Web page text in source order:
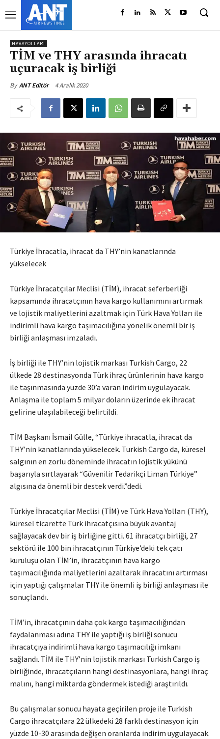
HAVAYOLLARI
TİM ve THY arasında ihracatı
uçuracak iş birliği
By ANT Editör 4 Aralık 2020
Türkiye İhracatla, ihracat da THY’nin kanatlarında
yükselecek
Türkiye İhracatçılar Meclisi (TİM), ihracat seferberliği
kapsamında ihracatçının hava kargo kullanımını artırmak
ve lojistik maliyetlerini azaltmak için Türk Hava Yolları ile
indirimli hava kargo taşımacılığına yönelik önemli bir iş
birliği anlaşması imzaladı.
İş birliği ile THY’nin lojistik markası Turkish Cargo, 22
ülkede 28 destinasyonda Türk ihraç ürünlerinin hava kargo
ile taşınmasında yüzde 30’a varan indirim uygulayacak.
Anlaşma ile toplam 5 milyar doların üzerinde ek ihracat
gelirine ulaşılabileceği belirtildi.
TİM Başkanı İsmail Gülle, “Türkiye ihracatla, ihracat da
THY’nin kanatlarında yükselecek. Turkish Cargo da, küresel
salgının en zorlu döneminde ihracatın lojistik yükünü
başarıyla sırtlayarak “Güvenilir Tedarikçi Liman Türkiye”
algısına da önemli bir destek verdi.”dedi.
Türkiye İhracatçılar Meclisi (TİM) ve Türk Hava Yolları (THY),
küresel ticarette Türk ihracatçısına büyük avantaj
sağlayacak dev bir iş birliğine gitti. 61 ihracatçı birliği, 27
sektörü ile 100 bin ihracatçının Türkiye’deki tek çatı
kuruluşu olan TİM’in, ihracatçının hava kargo
taşımacılığında maliyetlerini azaltarak ihracatını artırması
için yaptığı çalışmalar THY ile önemli iş birliği anlaşması ile
sonuçlandı.
TİM’in, ihracatçının daha çok kargo taşımacılığından
faydalanması adına THY ile yaptığı iş birliği sonucu
ihracatçıya indirimli hava kargo taşımacılığı imkanı
sağlandı. TİM ile THY’nin lojistik markası Turkish Cargo iş
birliğinde, ihracatçıların hangi destinasyonlara, hangi ihraç
malını, hangi miktarda göndermek istediği araştırıldı.
Bu çalışmalar sonucu hayata geçirilen proje ile Turkish
Cargo ihracatçılara 22 ülkedeki 28 farklı destinasyon için
yüzde 10-30 arasında değişen oranlarda indirim uygulayacak.